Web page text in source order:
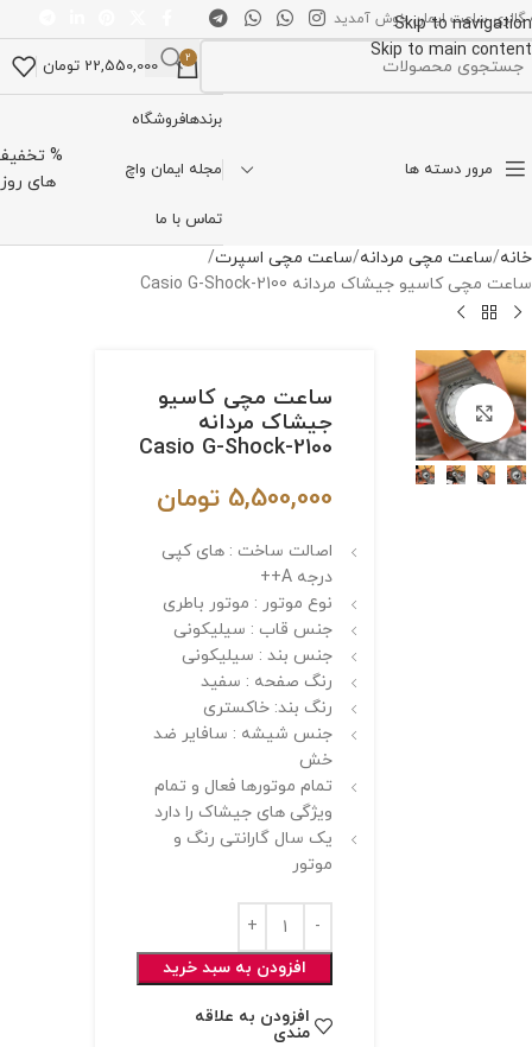
Skip to navigation
Skip to main content
گالری ساعت ایمان خوش آمدید
2
22,550,000 تومان
مرور دسته ها
برندهافروشگاه
مجله ایمان واچ
تماس با ما
%
های روز
خانه ساعت مچی مردانه ساعت مچی اسپرت
ساعت مچی کاسیو جیشاک مردانه Casio G-Shock-2100
برای بزرگنمایی کلیک کنیدساعت مچی کاسیو
جیشاک مردانه
Casio G-Shock-2100
5,500,000 تومان
اصالت ساخت : های کپی
درجه A++
نوع موتور : موتور باطری
جنس قاب : سیلیکونی
جنس بند : سیلیکونی
رنگ صفحه : سفید
رنگ بند: خاکستری
جنس شیشه : سافایر ضد
خش
تمام موتورها فعال و تمام
ویژگی های جیشاک را دارد
یک سال گارانتی رنگ و
موتور
افزودن به سبد خرید
افزودن به علاقه
مندی